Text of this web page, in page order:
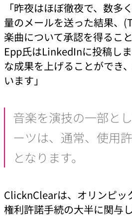
「昨夜はほぼ徹夜で、数多
量のメールを送った結果、
楽曲について承認を得るこ
Epp氏はLinkedInに投稿し
な成果を上げることができ
います」
音楽を演技の一部と
ーツは、通常、使用
となります。
ClicknClearは、オリンピッ
権利許諾手続の大半に関与